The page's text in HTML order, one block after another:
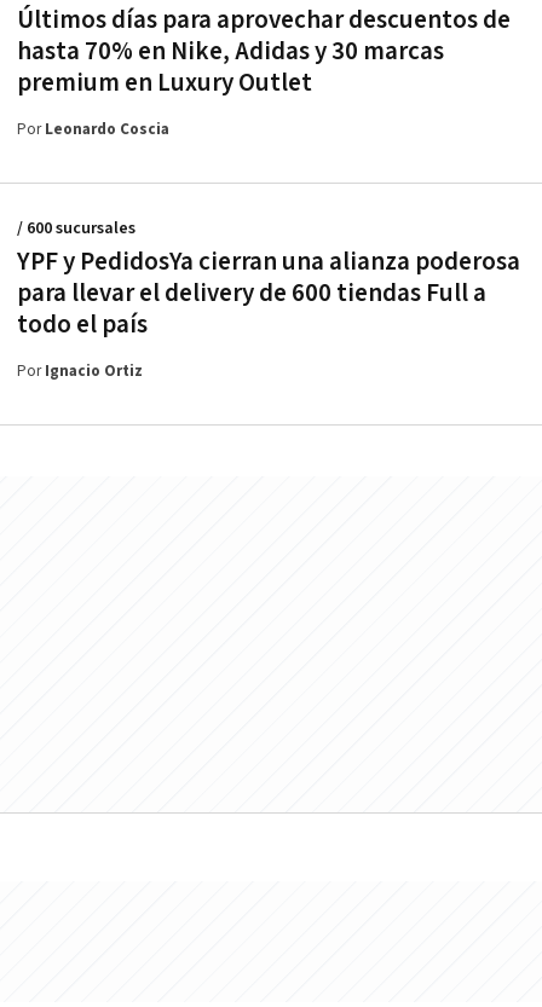
Últimos días para aprovechar descuentos de
hasta 70% en Nike, Adidas y 30 marcas
premium en Luxury Outlet
PorLeonardo Coscia
YPF y PedidosYa cierran una alianza poderosa
para llevar el delivery de 600 tiendas Full a
todo el país
/ 600 sucursales
PorIgnacio Ortiz